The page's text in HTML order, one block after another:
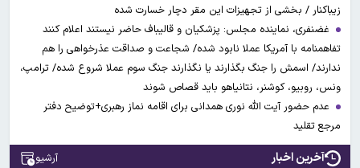
زیباکنار / بخشی از تجهیزات این مقر دچار خسارت شده
غضنفری، نماینده مجلس: پزشکیان و قالیباف حاضر نیستند اعلام کنند
تفاهمنامه با آمریکا عملا نابود شده/ شجاعت و صداقت عذرخواهی را هم
ندارند/ اسمش را جنگ بگذارند یا نگذارند جنگ سوم عملا شروع شده/ ترامپ،
ونس، روبیو، کوشنر، نتانیاهو باید قصاص شوند
عدم حضور آیت الله نوری همدانی برای اقامه نماز رهبری+توضیح دفتر
مرجع تقلید
آخرین اخبار آرشیو